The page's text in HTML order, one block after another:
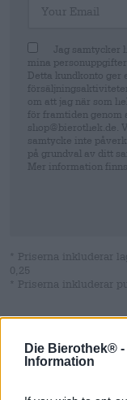
Die Bierothek® -
Information
Jag samtycker
mina
Detta kundkonto ger
om att jag när som
för framtiden genom
shop@bierothek.de.
samtycke inte
på grundval av ditt
Mer information
* Priserna inkluderar
0,25
* Priserna inkluderar